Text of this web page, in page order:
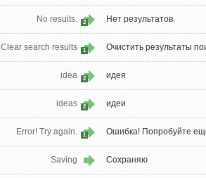
No results. 2 Нет результатов.
Clear search results 1 Очистить результаты
idea 2 идея
ideas 2 идеи
Error! Try again. 1 Ошибка! Попробуйте
Saving Сохраняю